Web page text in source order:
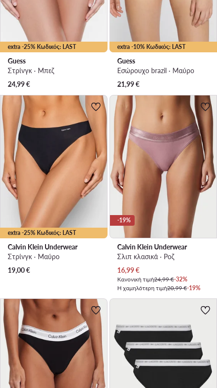
extra -25% Κωδικός: LAST
Guess
Στρίνγκ · Μπεζ
24,99€
extra -10% Κωδικός: LAST
Guess
Εσώρουχο brazil · Μαύρο
21,99€
extra -25% Κωδικός: LAST
Calvin Klein Underwear
Στρίνγκ · Μαύρο
19,00€
-19%
Calvin Klein Underwear
Σλιπ κλασικά · Ροζ
Τρέχουσα τιμή
16,99€
Κανονική τιμή24,99 €-32%
Η χαμηλότερη τιμή20,99 €-19%